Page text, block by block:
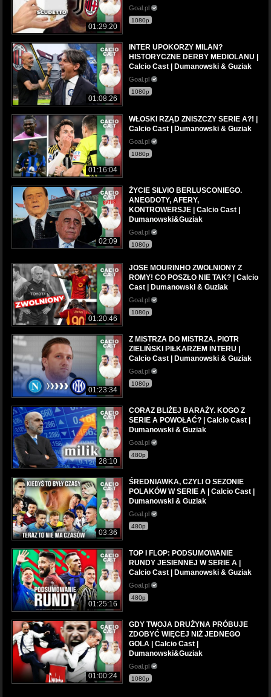
01:29:20
Goal.pl
1080p
01:08:26
INTER UPOKORZY MILAN?
HISTORYCZNE DERBY MEDIOLANU |
Calcio Cast | Dumanowski & Guziak
Goal.pl
1080p
01:16:04
WŁOSKI RZĄD ZNISZCZY SERIE A?! |
Calcio Cast | Dumanowski & Guziak
Goal.pl
1080p
02:09
ŻYCIE SILVIO BERLUSCONIEGO.
ANEGDOTY, AFERY,
KONTROWERSJE | Calcio Cast |
Dumanowski&Guziak
Goal.pl
1080p
01:20:46
JOSE MOURINHO ZWOLNIONY Z
ROMY! CO POSZŁO NIE TAK? | Calcio
Cast | Dumanowski & Guziak
Goal.pl
1080p
01:23:34
Z MISTRZA DO MISTRZA. PIOTR
ZIELIŃSKI PIŁKARZEM INTERU |
Calcio Cast | Dumanowski & Guziak
Goal.pl
1080p
28:10
CORAZ BLIŻEJ BARAŻY. KOGO Z
SERIE A POWOŁAĆ? | Calcio Cast |
Dumanowski & Guziak
Goal.pl
480p
03:36
ŚREDNIAWKA, CZYLI O SEZONIE
POLAKÓW W SERIE A | Calcio Cast |
Dumanowski & Guziak
Goal.pl
480p
01:25:16
TOP I FLOP: PODSUMOWANIE
RUNDY JESIENNEJ W SERIE A |
Calcio Cast | Dumanowski & Guziak
Goal.pl
480p
01:00:24
GDY TWOJA DRUŻYNA PRÓBUJE
ZDOBYĆ WIĘCEJ NIŻ JEDNEGO
GOLA | Calcio Cast |
Dumanowski&Guziak
Goal.pl
1080p